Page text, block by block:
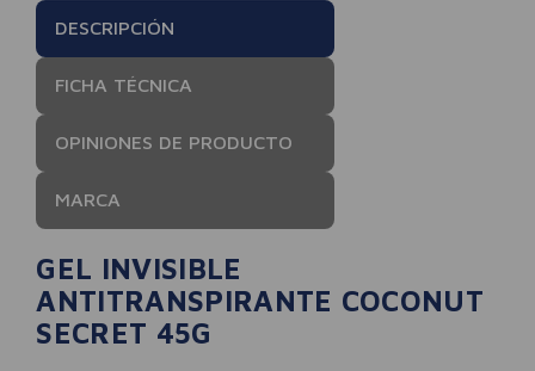
DESCRIPCIÓN
FICHA TÉCNICA
OPINIONES DE PRODUCTO
MARCA
GEL INVISIBLE
ANTITRANSPIRANTE COCONUT
SECRET 45G